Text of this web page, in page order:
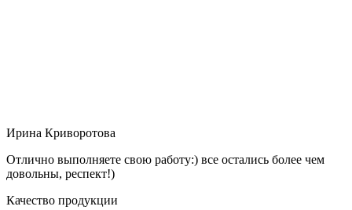
Ирина Криворотова
Отлично выполняете свою работу:) все остались более чем
довольны, респект!)
Качество продукции